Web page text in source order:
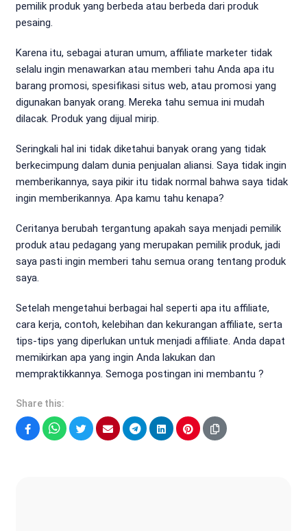
pemilik produk yang berbeda atau berbeda dari produk
pesaing.
Karena itu, sebagai aturan umum, affiliate marketer tidak
selalu ingin menawarkan atau memberi tahu Anda apa itu
barang promosi, spesifikasi situs web, atau promosi yang
digunakan banyak orang. Mereka tahu semua ini mudah
dilacak. Produk yang dijual mirip.
Seringkali hal ini tidak diketahui banyak orang yang tidak
berkecimpung dalam dunia penjualan aliansi. Saya tidak ingin
memberikannya, saya pikir itu tidak normal bahwa saya tidak
ingin memberikannya. Apa kamu tahu kenapa?
Ceritanya berubah tergantung apakah saya menjadi pemilik
produk atau pedagang yang merupakan pemilik produk, jadi
saya pasti ingin memberi tahu semua orang tentang produk
saya.
Setelah mengetahui berbagai hal seperti apa itu affiliate,
cara kerja, contoh, kelebihan dan kekurangan affiliate, serta
tips-tips yang diperlukan untuk menjadi affiliate. Anda dapat
memikirkan apa yang ingin Anda lakukan dan
mempraktikkannya. Semoga postingan ini membantu ?
Share this: